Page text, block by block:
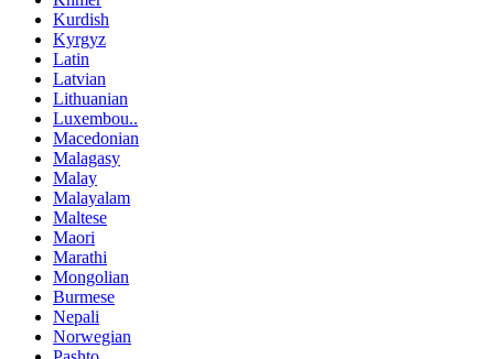
Kurdish
Kyrgyz
Latin
Latvian
Lithuanian
Luxembou..
Macedonian
Malagasy
Malay
Malayalam
Maltese
Maori
Marathi
Mongolian
Burmese
Nepali
Norwegian